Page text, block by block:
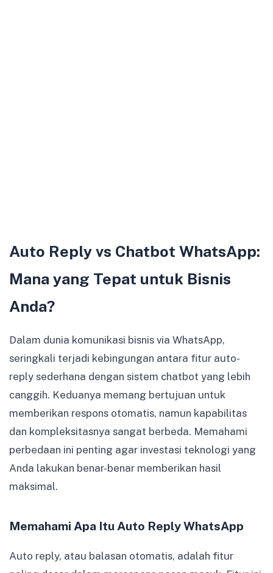
Auto Reply vs Chatbot WhatsApp:
Mana yang Tepat untuk Bisnis
Anda?
Dalam dunia komunikasi bisnis via WhatsApp,
seringkali terjadi kebingungan antara fitur auto-
reply sederhana dengan sistem chatbot yang lebih
canggih. Keduanya memang bertujuan untuk
memberikan respons otomatis, namun kapabilitas
dan kompleksitasnya sangat berbeda. Memahami
perbedaan ini penting agar investasi teknologi yang
Anda lakukan benar-benar memberikan hasil
maksimal.
Memahami Apa Itu Auto Reply WhatsApp
Auto reply, atau balasan otomatis, adalah fitur